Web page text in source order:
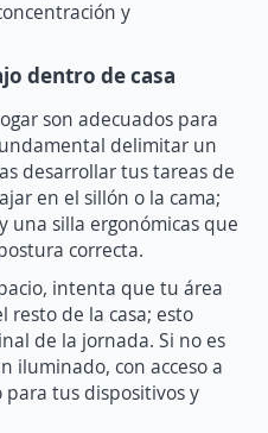
y
dentro de casa
son adecuados para
delimitar un
desarrollar tus tareas de
en el sillón o la cama;
una silla ergonómicas que
correcta.
intenta que tu área
resto de la casa; esto
de la jornada. Si no es
iluminado, con acceso a
tus dispositivos y